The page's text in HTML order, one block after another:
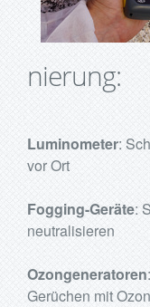
nierung:
Luminometer:
vor Ort
Fogging-Geräte:
neutralisieren
Ozongeneratoren
Gerüchen mit Ozon